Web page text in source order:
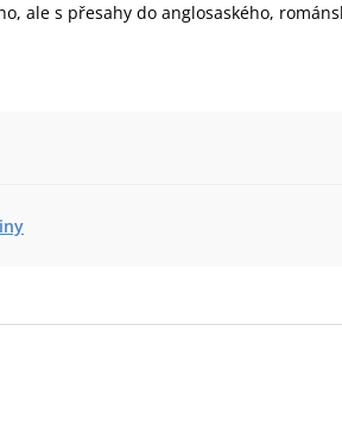
ale s přesahy do anglosaského,